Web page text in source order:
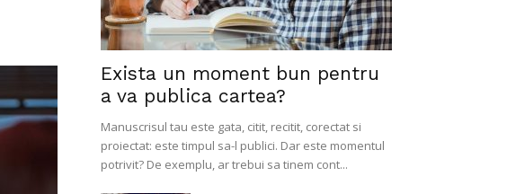
Exista un moment bun pentru
a va publica cartea?
Manuscrisul tau este gata, citit, recitit, corectat si
proiectat: este timpul sa-l publici. Dar este momentul
potrivit? De exemplu, ar trebui sa tinem cont...